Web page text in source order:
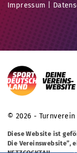
Impressum
© 2026 - Turnverein
Diese Website ist
Die Vereinswebsite”,